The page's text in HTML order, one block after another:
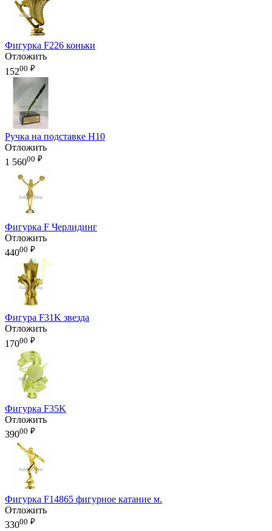
Фигурка F226 коньки
Отложить
15200 ₽
Ручка на подставке H10
Отложить
1 56000 ₽
Фигурка F Черлидинг
Отложить
44000 ₽
Фигура F31K звезда
Отложить
17000 ₽
Фигурка F35K
Отложить
39000 ₽
Фигурка F14865 фигурное катание м.
Отложить
33000 ₽